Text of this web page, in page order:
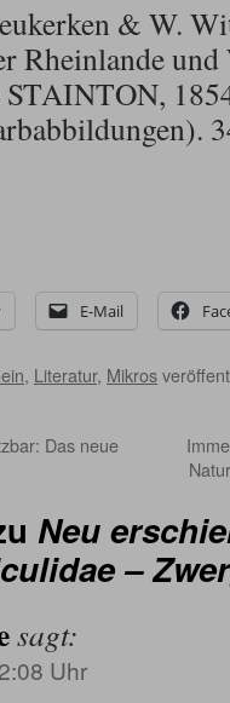
& W.
Rheinlande und
E-Mail
, Literatur, Mikros
Das neue
Neu
–
sagt:
Uhr